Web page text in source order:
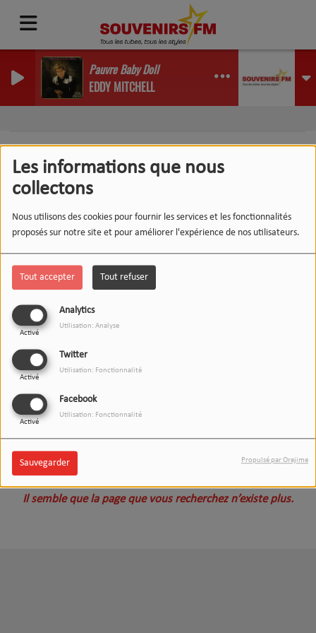
Les informations que nous
collectons
Nous utilisons des cookies pour fournir les services et les fonctionnalités
proposés sur notre site et pour améliorer l'expérience de nos utilisateurs.
Tout accepter Tout refuser
Analytics
Activé
Utilisation: Analyse
Twitter
Activé
Utilisation: Fonctionnalité
Facebook
Activé
Utilisation: Fonctionnalité
Sauvegarder Propulsé par Orejime
Pauvre Baby Doll
EDDY MITCHELL
404
Oups, vous avez rencontré
Il semble que la page que vous recherchez n’existe plus.